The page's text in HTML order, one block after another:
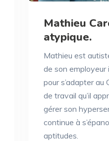
Mathieu
atypique.
Mathieu est
de son employeur
pour s’adapter au
de travail qu’il
gérer son
continue à
aptitudes.